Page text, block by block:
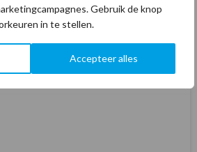
Gebruik de knop
in te stellen.
Accepteer alles